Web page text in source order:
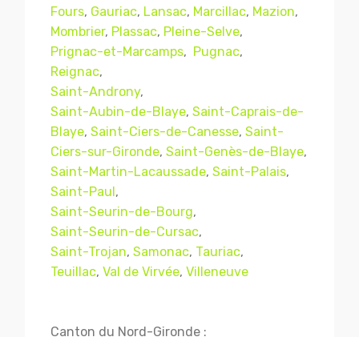
Fours, Gauriac, Lansac, Marcillac, Mazion,
Mombrier, Plassac, Pleine-Selve,
Prignac-et-Marcamps, Pugnac,
Reignac,
Saint-Androny,
Saint-Aubin-de-Blaye, Saint-Caprais-de-
Blaye, Saint-Ciers-de-Canesse, Saint-
Ciers-sur-Gironde, Saint-Genès-de-Blaye,
Saint-Martin-Lacaussade, Saint-Palais,
Saint-Paul,
Saint-Seurin-de-Bourg,
Saint-Seurin-de-Cursac,
Saint-Trojan, Samonac, Tauriac,
Teuillac, Val de Virvée, Villeneuve
Canton du Nord-Gironde :
Mentions légales
© Copyright 2018 - 2021